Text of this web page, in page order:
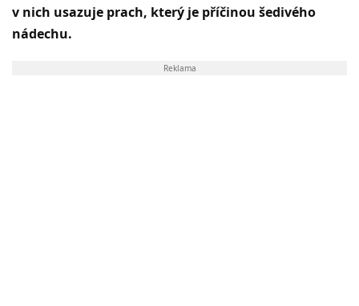
v nich usazuje prach, který je příčinou šedivého
nádechu.
Reklama